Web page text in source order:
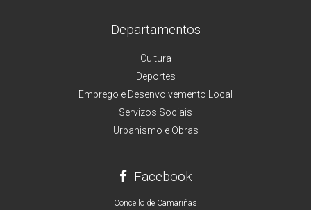
Departamentos
Cultura
Deportes
Emprego e Desenvolvemento Local
Servizos Sociais
Urbanismo e Obras
Facebook
Concello de Camariñas